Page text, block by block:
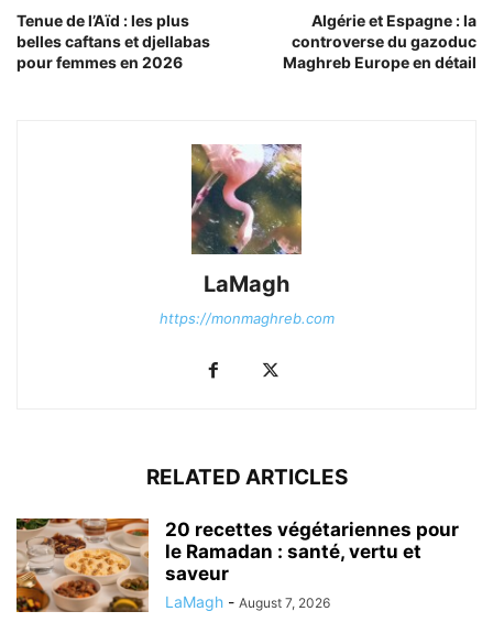
Tenue de l’Aïd : les plus
belles caftans et djellabas
pour femmes en 2026
Algérie et Espagne : la
controverse du gazoduc
Maghreb Europe en détail
LaMagh
https://monmaghreb.com
RELATED ARTICLES
20 recettes végétariennes pour
le Ramadan : santé, vertu et
saveur
LaMagh - August 7, 2026